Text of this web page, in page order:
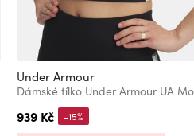
Under Armour
939 Kč -15%